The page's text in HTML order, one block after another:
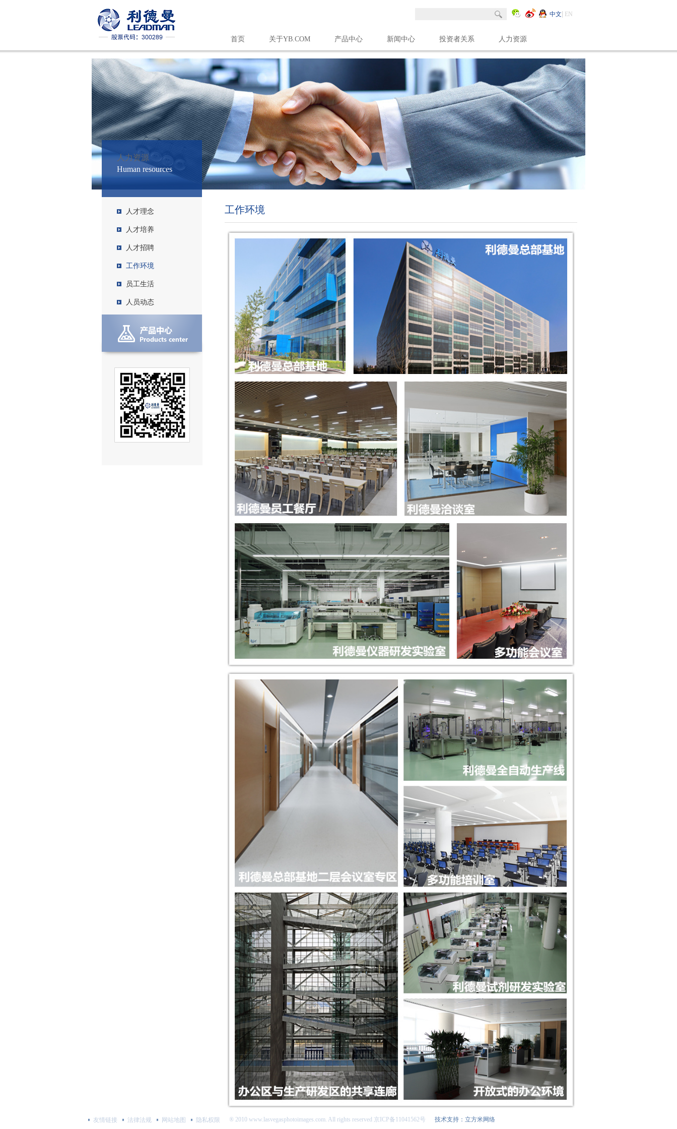
中文 EN
首页 关于YB.COM 产品中心 新闻中心 投资者关系 人力资源
亚搏(中国)
人力资源
Human resources
人才理念
人才培养
人才招聘
工作环境
员工生活
人员动态
工作环境
友情链接 法律法规 网站地图 隐私权限 ® 2010 www.lasvegasphotoimages.com. All rights reserved 京ICP备11041562号 技术支持： 立方米网络